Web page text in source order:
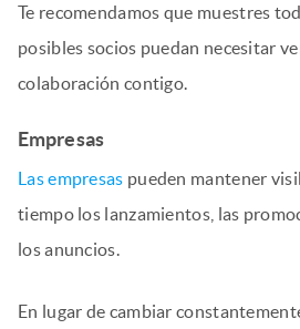
Te recomendamos que muestres
posibles socios puedan necesitar
colaboración contigo.
Empresas
Las empresas pueden mantener
tiempo los lanzamientos, las
los anuncios.
En lugar de cambiar